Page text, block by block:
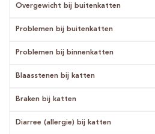
Overgewicht bij buitenkatten
Problemen bij buitenkatten
Problemen bij binnenkatten
Blaasstenen bij katten
Braken bij katten
Diarree (allergie) bij katten